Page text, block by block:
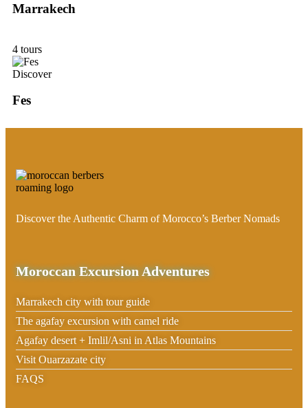
Marrakech
4 tours
Discover
Fes
Discover the Authentic Charm of Morocco’s Berber Nomads
Moroccan Excursion Adventures
Marrakech city with tour guide
The agafay excursion with camel ride
Agafay desert + Imlil/Asni in Atlas Mountains
Visit Ouarzazate city
FAQS